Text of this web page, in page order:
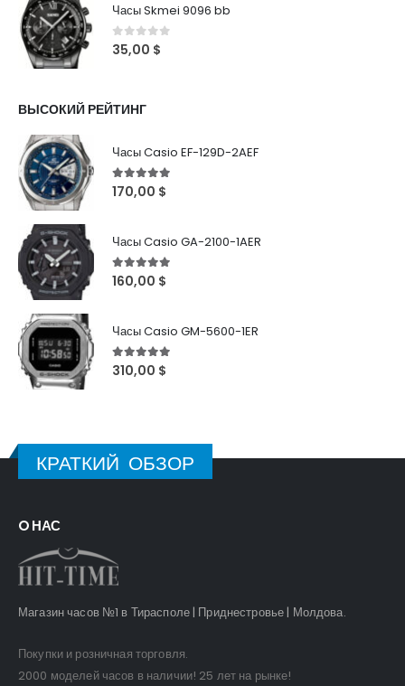
Часы Skmei 9096 bb
0out of 5
35,00 $
ВЫСОКИЙ РЕЙТИНГ
Часы Casio EF-129D-2AEF
5out of 5
170,00 $
Часы Casio GA-2100-1AER
5out of 5
160,00 $
Часы Casio GM-5600-1ER
5out of 5
310,00 $
КРАТКИЙ ОБЗОР
O НАС
Магазин часов №1 в Тирасполе | Приднестровье | Молдова.
Покупки и розничная торговля.
2000 моделей часов в наличии! 25 лет на рынке!